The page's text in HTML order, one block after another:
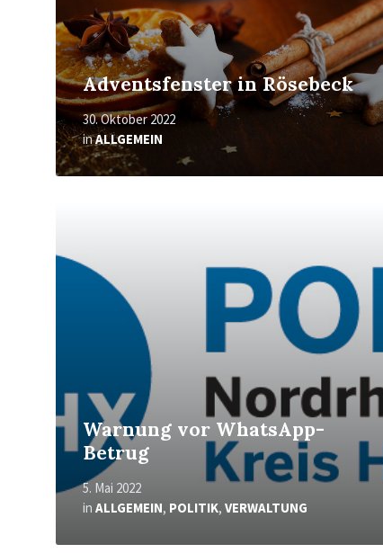
Adventsfenster in Rösebeck
30. Oktober 2022
inALLGEMEIN
Warnung vor WhatsApp-
Betrug
5. Mai 2022
in ALLGEMEIN, POLITIK, VERWALTUNG